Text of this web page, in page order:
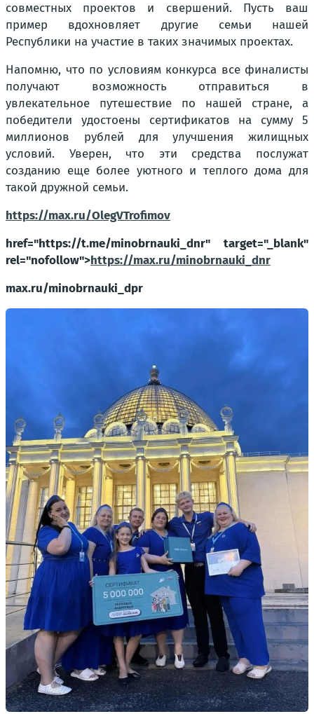
совместных проектов и свершений. Пусть ваш
пример вдохновляет другие семьи нашей
Республики на участие в таких значимых проектах.
Напомню, что по условиям конкурса все финалисты
получают возможность отправиться в
увлекательное путешествие по нашей стране, а
победители удостоены сертификатов на сумму 5
миллионов рублей для улучшения жилищных
условий. Уверен, что эти средства послужат
созданию еще более уютного и теплого дома для
такой дружной семьи.
https://max.ru/OlegVTrofimov
href="https://t.me/minobrnauki_dnr" target="_blank"
rel="nofollow">https://max.ru/minobrnauki_dnr
max.ru/minobrnauki_dpr